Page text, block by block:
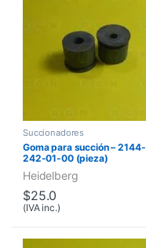
Succionadores
Goma para succión – 2144-
242-01-00 (pieza)
Heidelberg
$25.0
(IVA inc.)